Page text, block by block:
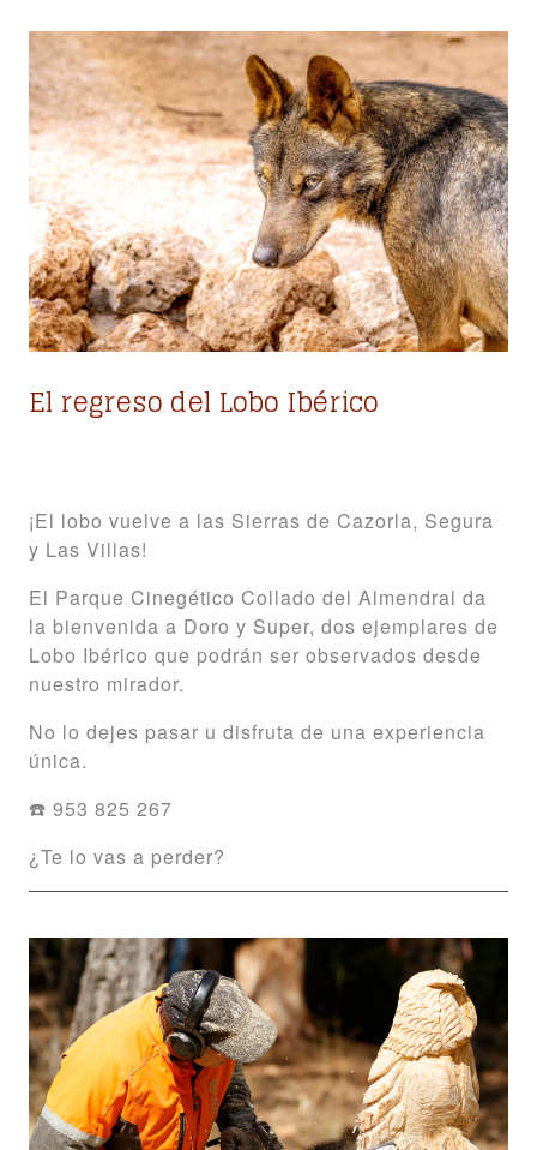
El regreso del Lobo Ibérico
¡El lobo vuelve a las Sierras de Cazorla, Segura
y Las Villas!
El Parque Cinegético Collado del Almendral da
la bienvenida a Doro y Super, dos ejemplares de
Lobo Ibérico que podrán ser observados desde
nuestro mirador.
No lo dejes pasar u disfruta de una experiencia
única.
☎️ 953 825 267
¿Te lo vas a perder?